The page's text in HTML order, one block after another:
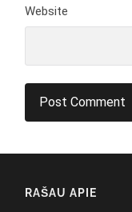
Website
RAŠAU APIE